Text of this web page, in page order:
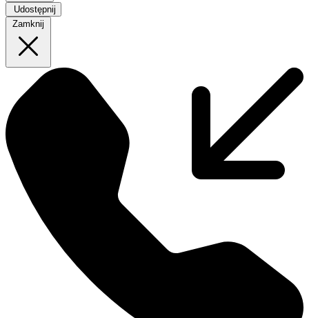
Udostępnij
Zamknij